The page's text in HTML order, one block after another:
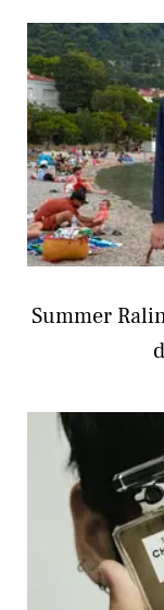
Summer